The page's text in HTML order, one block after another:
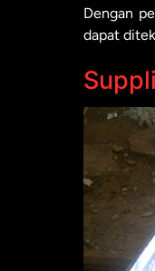
Dengan
dapat